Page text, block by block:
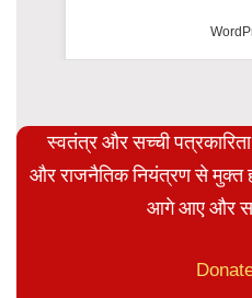
स्वतंत्र और सच्ची
और राजनैतिक नियंत्रण से मुक्त
आगे आए और